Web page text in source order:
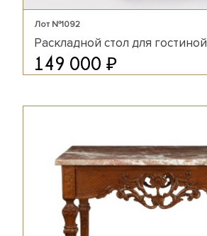
Лот №1092
Раскладной стол для гостиной
149 000 ₽